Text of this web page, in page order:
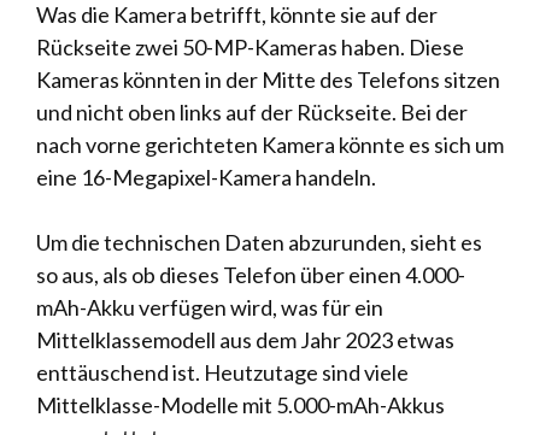
Was die Kamera betrifft, könnte sie auf der
Rückseite zwei 50-MP-Kameras haben. Diese
Kameras könnten in der Mitte des Telefons sitzen
und nicht oben links auf der Rückseite. Bei der
nach vorne gerichteten Kamera könnte es sich um
eine 16-Megapixel-Kamera handeln.
Um die technischen Daten abzurunden, sieht es
so aus, als ob dieses Telefon über einen 4.000-
mAh-Akku verfügen wird, was für ein
Mittelklassemodell aus dem Jahr 2023 etwas
enttäuschend ist. Heutzutage sind viele
Mittelklasse-Modelle mit 5.000-mAh-Akkus